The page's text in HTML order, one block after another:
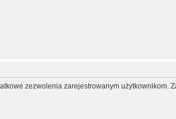
zezwolenia zarejestrowanym użytkownikom.